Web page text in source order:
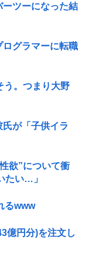
ーツーになった結
グラマーに転職
う。つまり大野
が「子供イラ
欲”について衝
たい…」
るwww
億円分)を注文し